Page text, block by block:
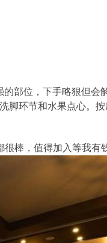
部位，下手略狠但
脚环节和水果点心。
棒，值得加入等我有